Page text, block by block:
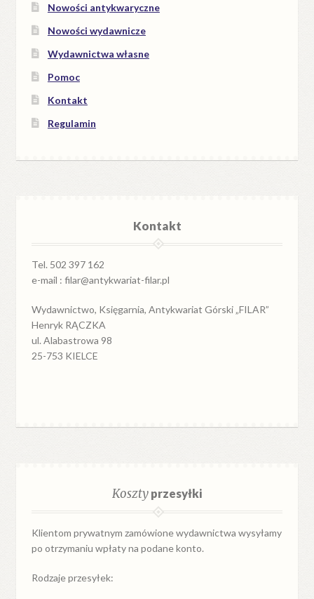
Nowości antykwaryczne
Nowości wydawnicze
Wydawnictwa własne
Pomoc
Kontakt
Regulamin
Kontakt
Tel. 502 397 162
e-mail : filar@antykwariat-filar.pl
Wydawnictwo, Księgarnia, Antykwariat Górski „FILAR”
Henryk RĄCZKA
ul. Alabastrowa 98
25-753 KIELCE
Kosztyprzesyłki
Klientom prywatnym zamówione wydawnictwa wysyłamy
po otrzymaniu wpłaty na podane konto.
Rodzaje przesyłek: